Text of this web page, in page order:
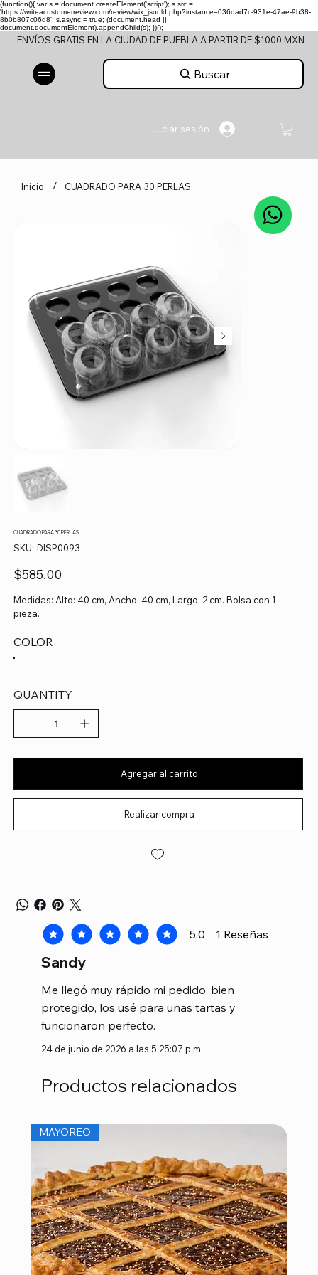
(function(){ var s = document.createElement('script'); s.src =
'https://writeacustomerreview.com/review/wix_jsonld.php?instance=036dad7c-931e-47ae-9b38-
8b0b807c06d8'; s.async = true; (document.head ||
document.documentElement).appendChild(s); })();
ENVÍOS GRATIS EN LA CIUDAD DE PUEBLA A PARTIR DE $1000 MXN
Buscar
Iniciar sesión
Inicio / CUADRADO PARA 30 PERLAS
CUADRADO PARA 30 PERLAS
SKU: SKU
DISP0093
DISP0093
Precio
$585.00
Medidas: Alto: 40 cm, Ancho: 40 cm, Largo: 2 cm. Bolsa con 1
pieza.
COLOR
QUANTITY
Agregar al carrito
Realizar compra
5.0 1 Reseñas
la calificación promedio es 5 de 5, basada en 1
Sandy
Me llegó muy rápido mi pedido, bien
protegido, los usé para unas tartas y
funcionaron perfecto.
24 de junio de 2026 a las 5:25:07 p.m.
Productos relacionados
MAYOREO